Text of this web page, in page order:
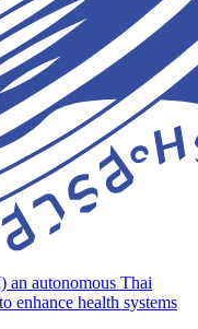
an autonomous Thai
enhance health systems